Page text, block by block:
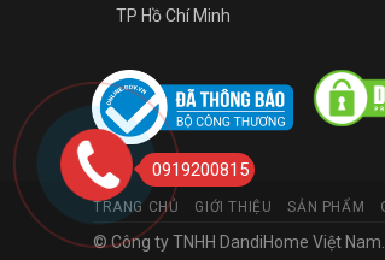
TP Hồ Chí Minh
TRANG CHỦ GIỚI THIỆU SẢN PHẨM
© Công ty TNHH DandiHome Việt
0919200815